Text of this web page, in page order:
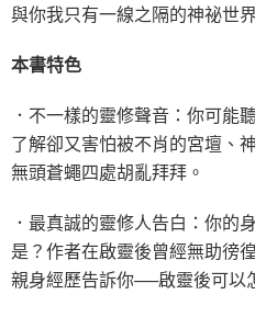
與你我只有一線之隔的神祕世界
本書特色
．不一樣的靈修聲音：你可能
了解卻又害怕被不肖的宮壇、
無頭蒼蠅四處胡亂拜拜。
．最真誠的靈修人告白：你的
是？作者在啟靈後曾經無助徬
親身經歷告訴你──啟靈後可以